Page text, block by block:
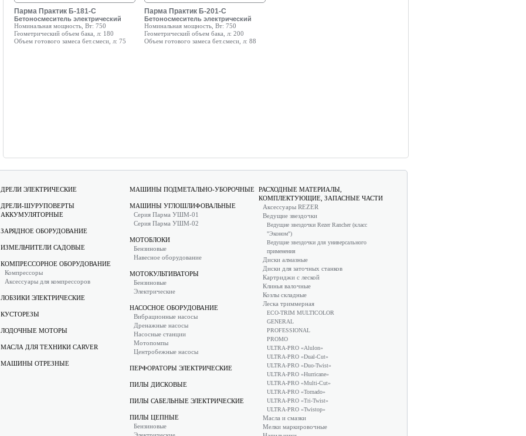
Парма Практик Б-181-С
Бетоносмеситель электрический
Номинальная мощность, Вт: 750
Геометрический объем бака, л: 180
Объем готового замеса бет.смеси, л: 75
Парма Практик Б-201-С
Бетоносмеситель электрический
Номинальная мощность, Вт: 750
Геометрический объем бака, л: 200
Объем готового замеса бет.смеси, л: 88
ДРЕЛИ ЭЛЕКТРИЧЕСКИЕ
ДРЕЛИ-ШУРУПОВЕРТЫ
АККУМУЛЯТОРНЫЕ
ЗАРЯДНОЕ ОБОРУДОВАНИЕ
ИЗМЕЛЬЧИТЕЛИ САДОВЫЕ
КОМПРЕССОРНОЕ ОБОРУДОВАНИЕ
Компрессоры
Аксессуары для компрессоров
ЛОБЗИКИ ЭЛЕКТРИЧЕСКИЕ
КУСТОРЕЗЫ
ЛОДОЧНЫЕ МОТОРЫ
МАСЛА ДЛЯ ТЕХНИКИ CARVER
МАШИНЫ ОТРЕЗНЫЕ
МАШИНЫ ПОДМЕТАЛЬНО-УБОРОЧНЫЕ
МАШИНЫ УГЛОШЛИФОВАЛЬНЫЕ
Серия Парма УШМ-01
Серия Парма УШМ-02
МОТОБЛОКИ
Бензиновые
Навесное оборудование
МОТОКУЛЬТИВАТОРЫ
Бензиновые
Электрические
НАСОСНОЕ ОБОРУДОВАНИЕ
Вибрационные насосы
Дренажные насосы
Насосные станции
Мотопомпы
Центробежные насосы
ПЕРФОРАТОРЫ ЭЛЕКТРИЧЕСКИЕ
ПИЛЫ ДИСКОВЫЕ
ПИЛЫ САБЕЛЬНЫЕ ЭЛЕКТРИЧЕСКИЕ
ПИЛЫ ЦЕПНЫЕ
Бензиновые
РАСХОДНЫЕ МАТЕРИАЛЫ,
КОМПЛЕКТУЮЩИЕ, ЗАПАСНЫЕ ЧАСТИ
Аксессуары REZER
Ведущие звездочки
Ведущие звездочки Rezer Rancher (класс
"Эконом")
Ведущие звездочки для универсального
применения
Диски алмазные
Диски для заточных станков
Картриджи с леской
Клинья валочные
Козлы складные
Леска триммерная
ECO-TRIM MULTICOLOR
GENERAL
PROFESSIONAL
PROMO
ULTRA-PRO «Alulon»
ULTRA-PRO «Dual-Cut»
ULTRA-PRO «Duo-Twist»
ULTRA-PRO «Hurricane»
ULTRA-PRO «Multi-Cut»
ULTRA-PRO «Tornado»
ULTRA-PRO «Tri-Twist»
ULTRA-PRO «Twistop»
Масла и смазки
Мелки маркировочные